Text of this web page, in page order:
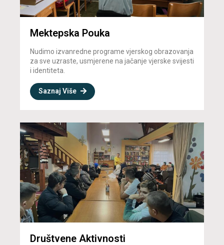
Mektepska Pouka
Nudimo izvanredne programe vjerskog obrazovanja
za sve uzraste, usmjerene na jačanje vjerske svijesti
i identiteta.
Saznaj Više
Društvene Aktivnosti